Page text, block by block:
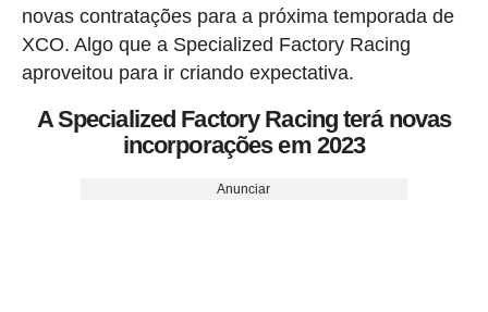
novas contratações para a próxima temporada de
XCO. Algo que a Specialized Factory Racing
aproveitou para ir criando expectativa.
A Specialized Factory Racing terá novas
incorporações em 2023
Anunciar